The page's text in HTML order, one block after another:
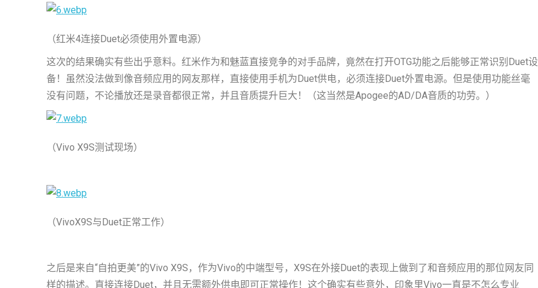
（红米4连接Duet必须使用外置电源）
这次的结果确实有些出乎意料。红米作为和魅蓝直接竞争的对手品牌，竟然在打开OTG功能之后能够正常识别Duet设
备！虽然没法做到像音频应用的网友那样，直接使用手机为Duet供电，必须连接Duet外置电源。但是使用功能丝毫
没有问题，不论播放还是录音都很正常，并且音质提升巨大！（这当然是Apogee的AD/DA音质的功劳。）
（Vivo X9S测试现场）
（VivoX9S与Duet正常工作）
之后是来自“自拍更美”的Vivo X9S，作为Vivo的中端型号，X9S在外接Duet的表现上做到了和音频应用的那位网友同
样的描述。直接连接Duet，并且无需额外供电即可正常操作！这个确实有些意外，印象里Vivo一直是不怎么专业